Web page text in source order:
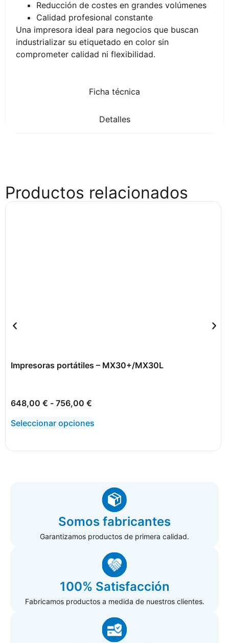
Ficha técnica
Detalles
Reducción de costes en grandes volúmenes
Calidad profesional constante
Una impresora ideal para negocios que buscan
industrializar su etiquetado en color sin
comprometer calidad ni flexibilidad.
Productos relacionados
Impresoras portátiles – MX30+/MX30L
648,00 € - 756,00 €
Seleccionar opciones
Somos fabricantes
Garantizamos productos de primera calidad.
100% Satisfacción
Fabricamos productos a medida de nuestros clientes.